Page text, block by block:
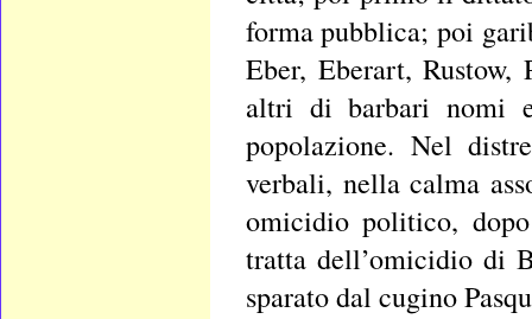
forma pubblica; poi
Eber, Eberart, Rustow,
altri di barbari nomi
popolazione. Nel
verbali, nella calma
omicidio politico,
tratta dell’omicidio di
sparato dal cugino